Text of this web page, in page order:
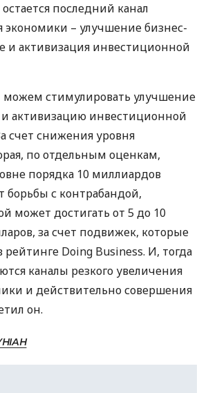
последний канал
экономики – улучшение бизнес-
и активизация инвестиционной
можем стимулировать улучшение
активизацию инвестиционной
счет снижения уровня
по отдельным оценкам,
порядка 10 миллиардов
борьбы с контрабандой,
может достигать от 5 до 10
за счет подвижек, которые
Doing Business. И, тогда
каналы резкого увеличения
и действительно совершения
он.